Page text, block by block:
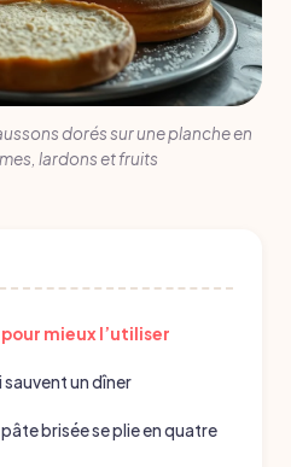
dorés sur une planche en
lardons et fruits
mieux l’utiliser
sauvent un dîner
brisée se plie en quatre